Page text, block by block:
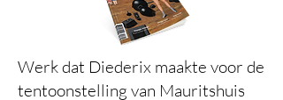
Werk dat Diederix maakte voor de
tentoonstelling van Mauritshuis